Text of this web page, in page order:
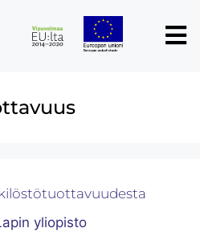
yliopisto